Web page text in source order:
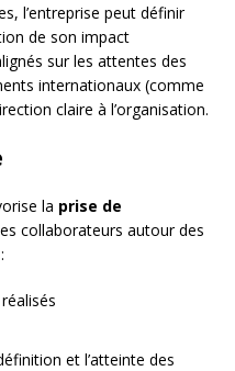
l’entreprise peut définir
de son impact
sur les attentes des
internationaux (comme
claire à l’organisation.
la prise de
collaborateurs autour des
et l’atteinte des